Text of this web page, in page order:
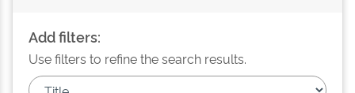
Add filters:
Use filters to refine the search results.